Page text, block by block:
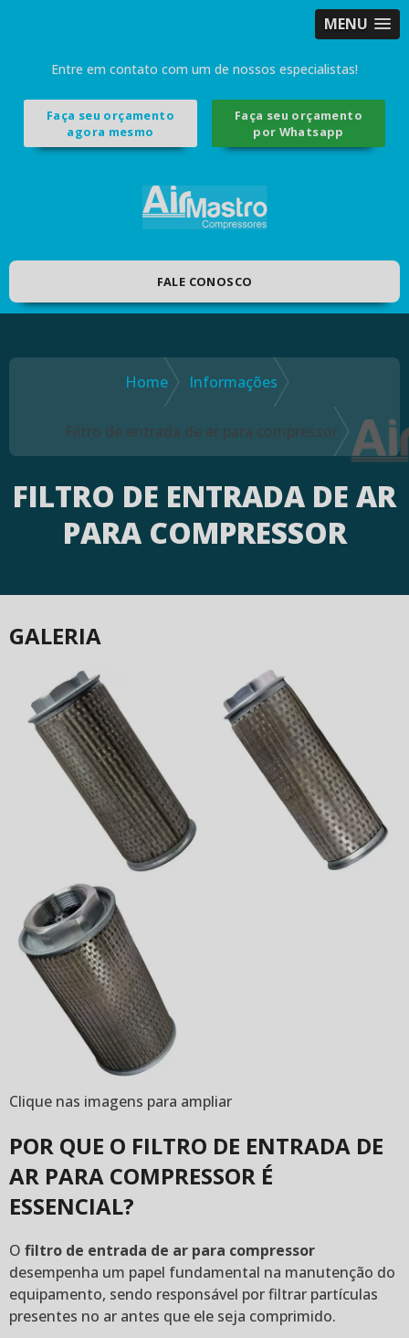
MENU
Entre em contato com um de nossos especialistas!
Faça seu orçamento
agora mesmo
Faça seu orçamento
por Whatsapp
FALE CONOSCO
Home Informações
Filtro de entrada de ar para compressor
FILTRO DE ENTRADA DE AR
PARA COMPRESSOR
GALERIA
Clique nas imagens para ampliar
POR QUE O FILTRO DE ENTRADA DE
AR PARA COMPRESSOR É
ESSENCIAL?
O filtro de entrada de ar para compressor
desempenha um papel fundamental na manutenção do
equipamento, sendo responsável por filtrar partículas
presentes no ar antes que ele seja comprimido.